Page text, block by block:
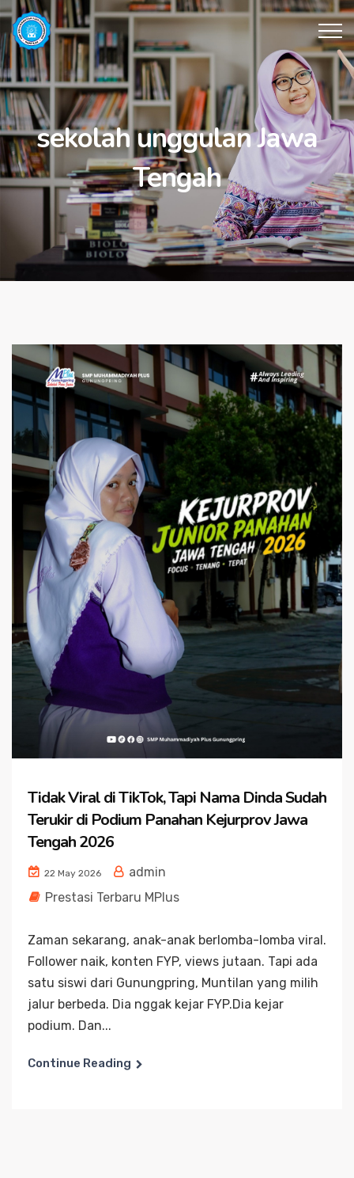
sekolah unggulan Jawa
Tengah
Tidak Viral di TikTok, Tapi Nama Dinda Sudah
Terukir di Podium Panahan Kejurprov Jawa
Tengah 2026
22 May 2026
admin
Prestasi Terbaru MPlus
Zaman sekarang, anak-anak berlomba-lomba viral.
Follower naik, konten FYP, views jutaan. Tapi ada
satu siswi dari Gunungpring, Muntilan yang milih
jalur berbeda. Dia nggak kejar FYP.Dia kejar
podium. Dan...
Continue Reading